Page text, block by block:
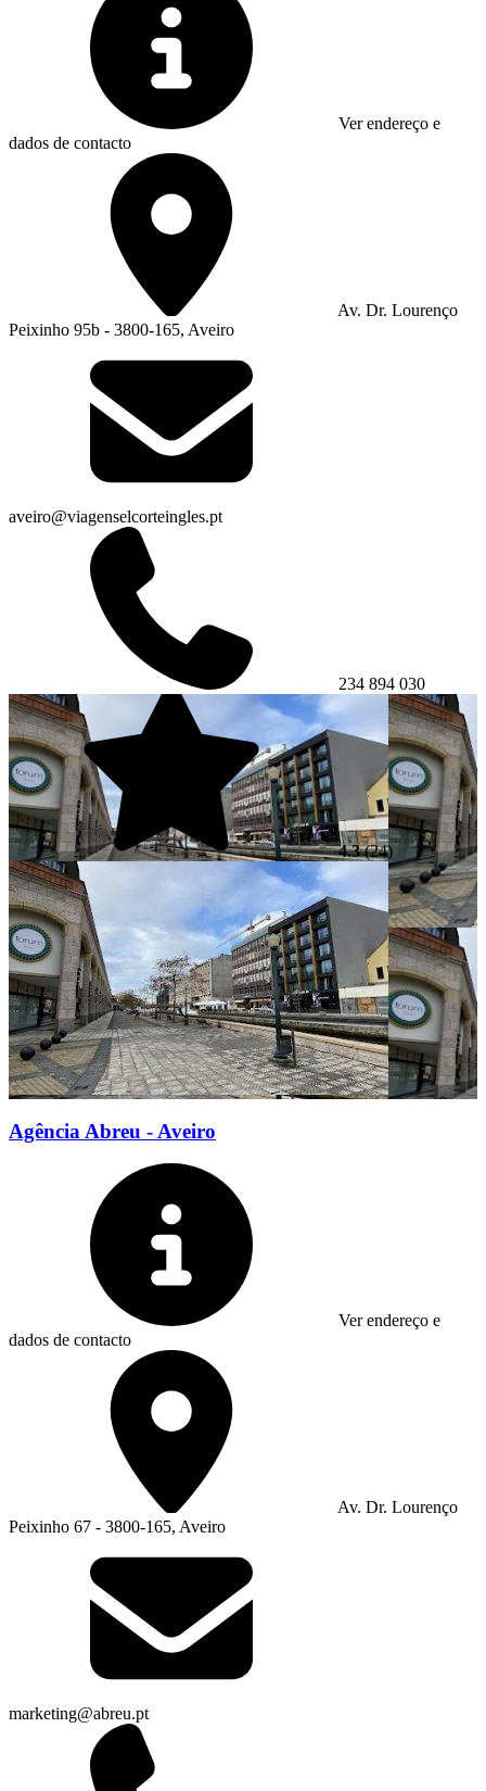
Ver endereço e
dados de contacto
Av. Dr. Lourenço
Peixinho 95b - 3800-165, Aveiro
aveiro@viagenselcorteingles.pt
234 894 030
4.3(24)
Agência Abreu - Aveiro
Ver endereço e
dados de contacto
Av. Dr. Lourenço
Peixinho 67 - 3800-165, Aveiro
marketing@abreu.pt